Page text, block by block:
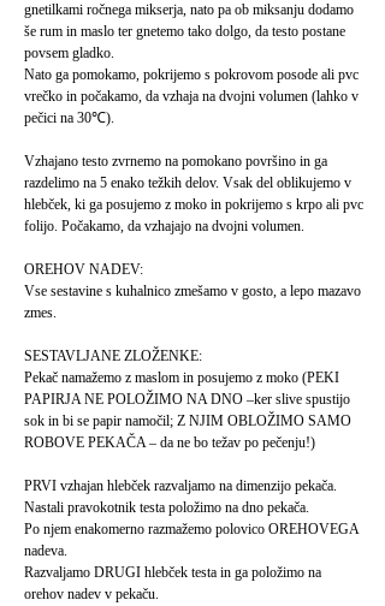
gnetilkami ročnega mikserja, nato pa ob miksanju dodamo
še rum in maslo ter gnetemo tako dolgo, da testo postane
povsem gladko.
Nato ga pomokamo, pokrijemo s pokrovom posode ali pvc
vrečko in počakamo, da vzhaja na dvojni volumen (lahko v
pečici na 30℃).
Vzhajano testo zvrnemo na pomokano površino in ga
razdelimo na 5 enako težkih delov. Vsak del oblikujemo v
hlebček, ki ga posujemo z moko in pokrijemo s krpo ali pvc
folijo. Počakamo, da vzhajajo na dvojni volumen.
OREHOV NADEV:
Vse sestavine s kuhalnico zmešamo v gosto, a lepo mazavo
zmes.
SESTAVLJANE ZLOŽENKE:
Pekač namažemo z maslom in posujemo z moko (PEKI
PAPIRJA NE POLOŽIMO NA DNO –ker slive spustijo
sok in bi se papir namočil; Z NJIM OBLOŽIMO SAMO
ROBOVE PEKAČA – da ne bo težav po pečenju!)
PRVI vzhajan hlebček razvaljamo na dimenzijo pekača.
Nastali pravokotnik testa položimo na dno pekača.
Po njem enakomerno razmažemo polovico OREHOVEGA
nadeva.
Razvaljamo DRUGI hlebček testa in ga položimo na
orehov nadev v pekaču.